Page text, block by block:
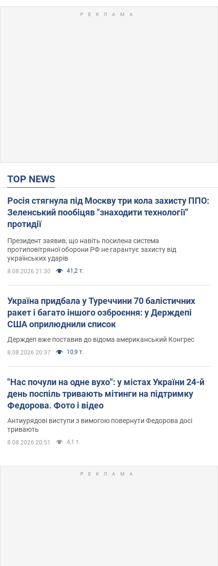
TOP NEWS
Росія стягнула під Москву три кола захисту ППО:
Зеленський пообіцяв "знаходити технології"
протидії
Президент заявив, що навіть посилена система
протиповітряної оборони РФ не гарантує захисту від
українських ударів
8.08.2026 21:30 41,2 т.
Україна придбала у Туреччини 70 балістичних
ракет і багато іншого озброєння: у Держдепі
США оприлюднили список
Держдеп вже поставив до відома американський Конгрес
8.08.2026 20:37 10,9 т.
"Нас почули на одне вухо": у містах України 24-й
день поспіль тривають мітинги на підтримку
Федорова. Фото і відео
Антиурядові виступи з вимогою повернути Федорова досі
тривають
8.08.2026 20:51 4,1 т.